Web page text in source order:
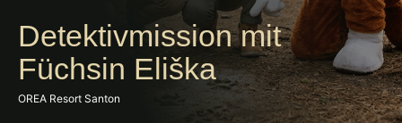
Detektivmission mit
Füchsin Eliška
OREA Resort Santon